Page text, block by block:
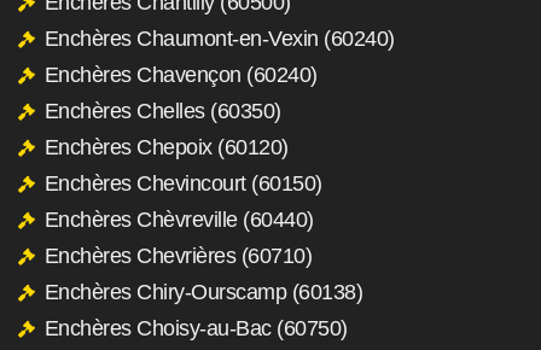
Enchères Chaumont-en-Vexin (60240)
Enchères Chavençon (60240)
Enchères Chelles (60350)
Enchères Chepoix (60120)
Enchères Chevincourt (60150)
Enchères Chèvreville (60440)
Enchères Chevrières (60710)
Enchères Chiry-Ourscamp (60138)
Enchères Choisy-au-Bac (60750)